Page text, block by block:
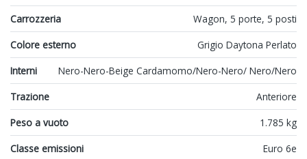
Carrozzeria
Wagon, 5 porte, 5 posti
Colore esterno
Grigio Daytona Perlato
Interni
Nero-Nero-Beige Cardamomo/Nero-Nero/ Nero/Nero
Trazione
Anteriore
Peso a vuoto
1.785 kg
Classe emissioni
Euro 6e